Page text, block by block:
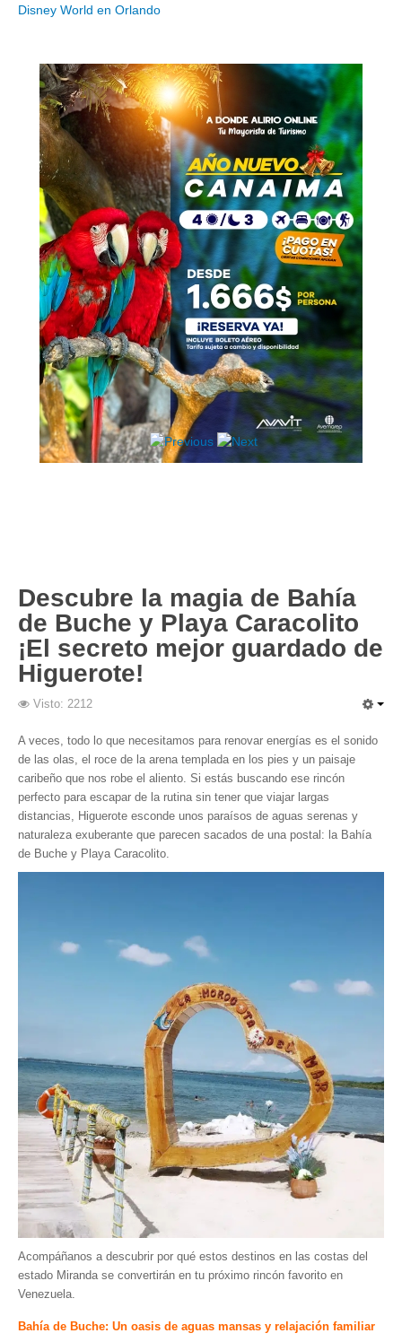
Gastronomía
Servicios
Diseño de Websites
Hosting / Alojamiento para Websites
Publicidad
Tienda en línea
Disney World en Orlando
Descubre la magia de Bahía
de Buche y Playa Caracolito
¡El secreto mejor guardado de
Higuerote!
Visto: 2212
A veces, todo lo que necesitamos para renovar energías es el sonido
de las olas, el roce de la arena templada en los pies y un paisaje
caribeño que nos robe el aliento. Si estás buscando ese rincón
perfecto para escapar de la rutina sin tener que viajar largas
distancias, Higuerote esconde unos paraísos de aguas serenas y
naturaleza exuberante que parecen sacados de una postal: la Bahía
de Buche y Playa Caracolito.
Acompáñanos a descubrir por qué estos destinos en las costas del
estado Miranda se convertirán en tu próximo rincón favorito en
Venezuela.
Bahía de Buche: Un oasis de aguas mansas y relajación familiar